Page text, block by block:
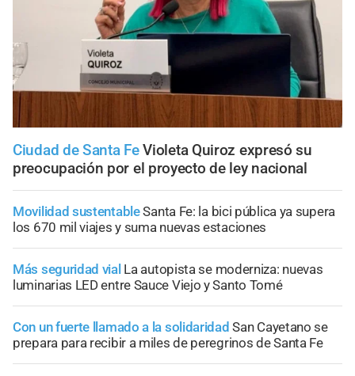
Ciudad de Santa Fe Violeta Quiroz expresó su
preocupación por el proyecto de ley nacional
Movilidad sustentableSanta Fe: la bici pública ya supera
los 670 mil viajes y suma nuevas estaciones
Más seguridad vial La autopista se moderniza: nuevas
luminarias LED entre Sauce Viejo y Santo Tomé
Con un fuerte llamado a la solidaridad San Cayetano se
prepara para recibir a miles de peregrinos de Santa Fe